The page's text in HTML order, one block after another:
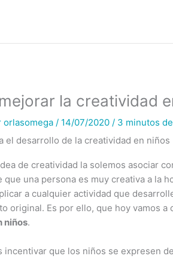
la creatividad
orlasomega/ 14/07/2020/ 3 minutos
el desarrollo de la creatividad en niños
de creatividad la solemos asociar
una persona es muy creativa a la
a cualquier actividad que
original. Es por ello, que hoy vamos
niños.
incentivar que los niños se expresen